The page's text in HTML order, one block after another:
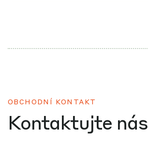
OBCHODNÍ KONTAKT
Kontaktujte nás